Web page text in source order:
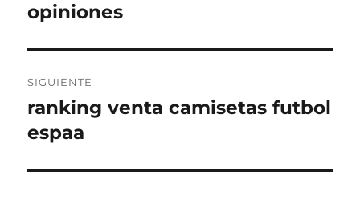
entradas
anterior:
opiniones
SIGUIENTE
Entrada
siguiente:
ranking venta camisetas futbol
espaa